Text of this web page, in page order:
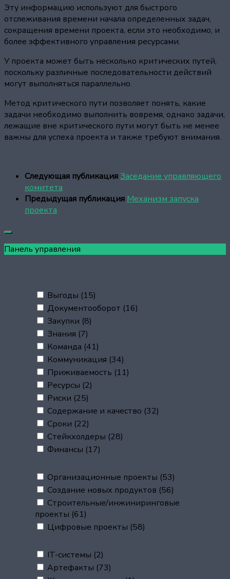
Эту информацию используют для быстрого
отслеживания времени начала определенных задач,
сокращения времени проекта, если это необходимо, и
более эффективного управления ресурсами.
У проекта может быть несколько критических путей,
поскольку различные последовательности действий
могут выполняться параллельно.
Метод критического пути позволяет понять, какие
задачи необходимо выполнить вовремя, однако задачи,
лежащие вне критического пути могут быть не менее
важны для успеха проекта и также требуют внимания.
Следующая публикация Заседание управляющего
комитета
Предыдущая публикация Механизм запуска
проекта
Панель управления
Выгоды (15)
Документооборот (16)
Закупки (8)
Знания (7)
Команда (41)
Коммуникация (34)
Приживаемость (11)
Ресурсы (2)
Риски (25)
Содержание и качество (32)
Сроки (22)
Стейкхолдеры (28)
Финансы (17)
Организационные проекты (53)
Создание новых продуктов (56)
Строительные/инжиниринговые
проекты (61)
Цифровые проекты (58)
IT-системы (2)
Артефакты (73)